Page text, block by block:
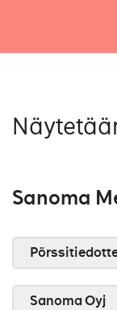
Sanoma
Sanoma Oyj